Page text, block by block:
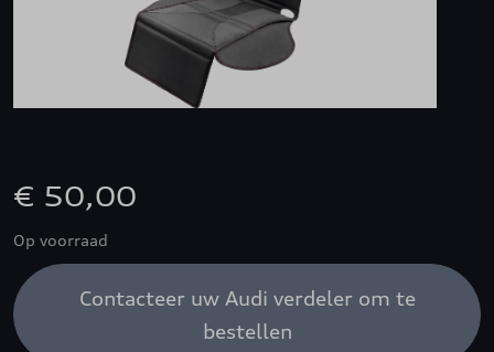
€ 50,00
Op voorraad
Contacteer uw Audi verdeler om te
bestellen